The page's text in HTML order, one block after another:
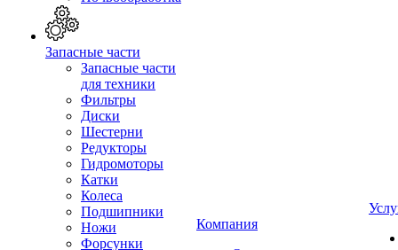
Запасные части
Запасные части
для техники
Фильтры
Диски
Шестерни
Редукторы
Гидромоторы
Катки
Колеса
Подшипники
Ножи
Форсунки
Компания